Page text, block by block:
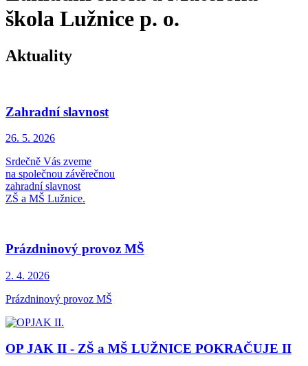
škola Lužnice p. o.
Aktuality
Zahradní slavnost
26. 5. 2026
Srdečně Vás zveme
na společnou závěrečnou
zahradní slavnost
ZŠ a MŠ Lužnice.
Prázdninový provoz MŠ
2. 4. 2026
Prázdninový provoz MŠ
OP JAK II - ZŠ a MŠ LUŽNICE POKRAČUJE II